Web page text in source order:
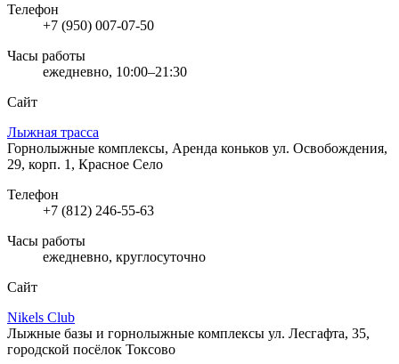
Телефон
+7 (950) 007-07-50
Часы работы
ежедневно, 10:00–21:30
Сайт
Лыжная трасса
Горнолыжные комплексы, Аренда коньков ул. Освобождения,
29, корп. 1, Красное Село
Телефон
+7 (812) 246-55-63
Часы работы
ежедневно, круглосуточно
Сайт
Nikels Club
Лыжные базы и горнолыжные комплексы ул. Лесгафта, 35,
городской посёлок Токсово